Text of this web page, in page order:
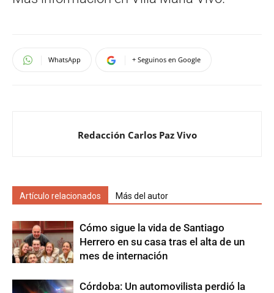
WhatsApp + Seguinos en Google
Redacción Carlos Paz Vivo
Artículo relacionados Más del autor
Cómo sigue la vida de Santiago
Herrero en su casa tras el alta de un
mes de internación
Córdoba: Un automovilista perdió la